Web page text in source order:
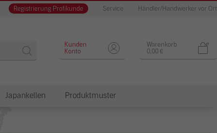
Registrierung Profikunde Service Händler/Handwerker vor Ort
Warenkorb
0,00 €
Kunden
Konto
Japankellen Produktmuster
Designputz